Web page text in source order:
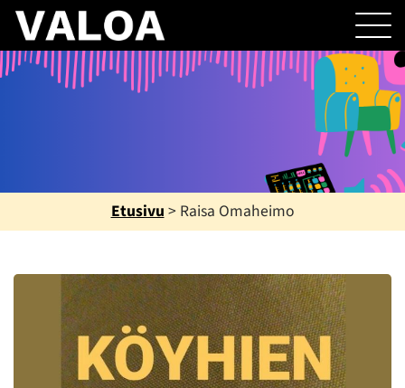
Etusivu > Raisa Omaheimo